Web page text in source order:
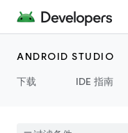
ANDROID STUDIO
下载
IDE 指南